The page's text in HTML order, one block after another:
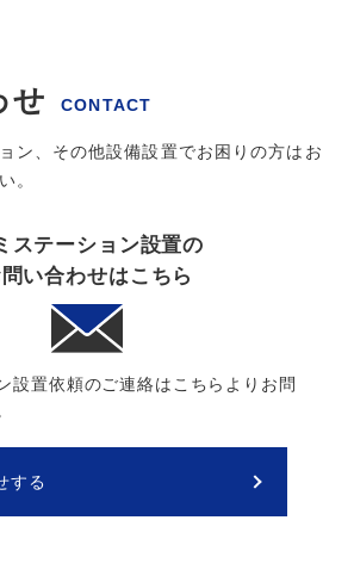
せ CONTACT
ン、その他設備設置でお困りの方はお
。
ステーション設置の
い合わせはこちら
設置依頼のご連絡はこちらよりお問
する